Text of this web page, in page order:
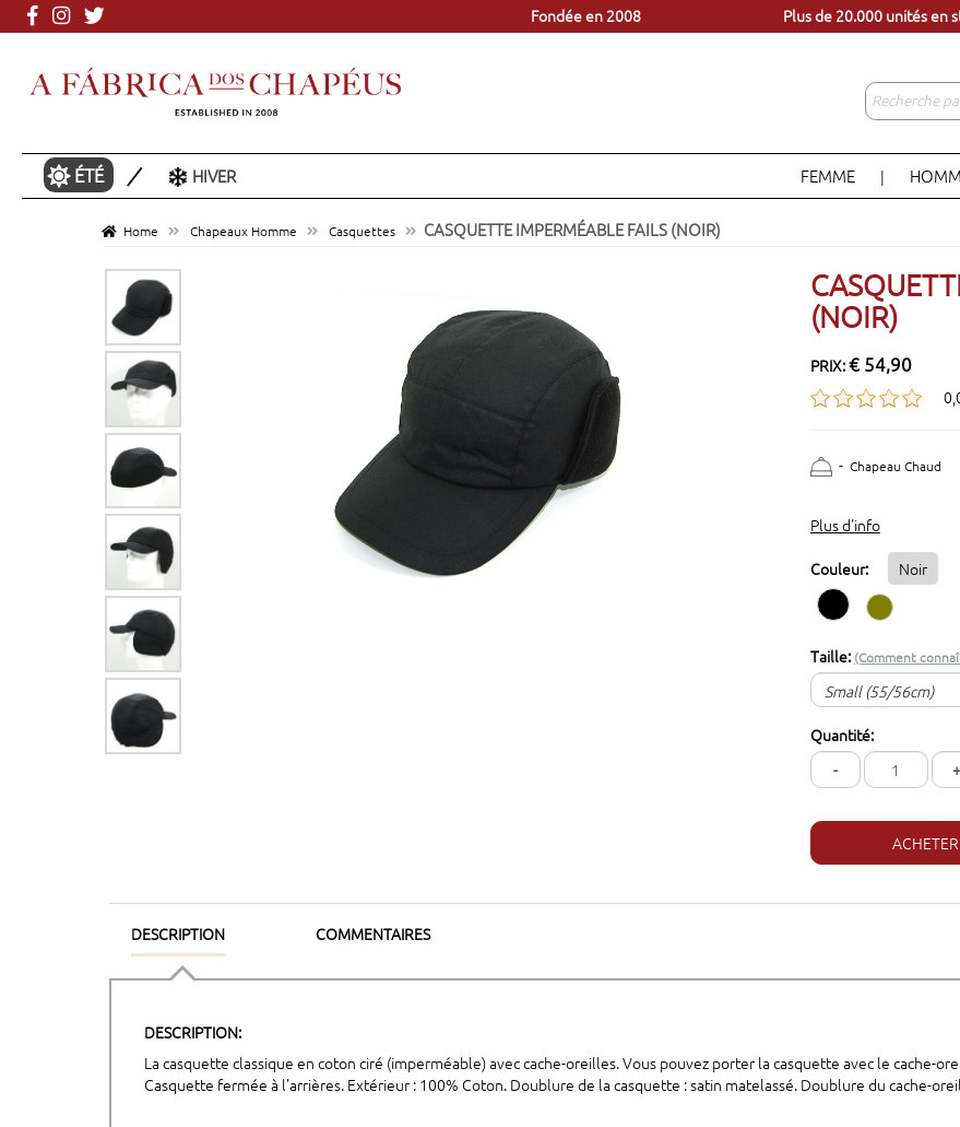
Plus de 3000 modèles à portée d'un clic
Venez visiter notre
ÉTÉ HIVER FEMME |
Home Chapeaux Homme Casquettes CASQUETTE IMPERMÉABLE FAILS (NOIR)
(NOIR)
PRIX:€ 54,90
- Chapeau Chaud
Plus d'info
Couleur:
Noir
Taille: (Comment
Small (55/56cm)
Small (55/56cm)
Medium (57/58cm)
Large (59/60 cm)
Extra-Large (61/
Quantité:
-
+
ACHETER
DESCRIPTION COMMENTAIRES
DESCRIPTION:
La casquette classique en coton ciré (imperméable) avec cache-oreilles. Vous pouvez porter la casquette avec le cache-
Casquette fermée à l'arrières. Extérieur : 100% Coton. Doublure de la casquette : satin matelassé. Doublure du cache-